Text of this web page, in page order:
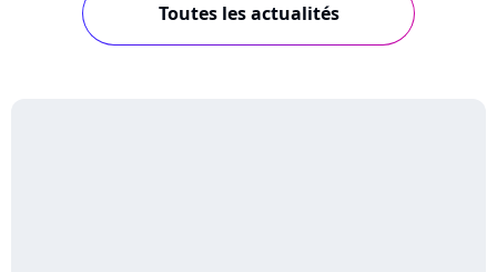
Toutes les actualités